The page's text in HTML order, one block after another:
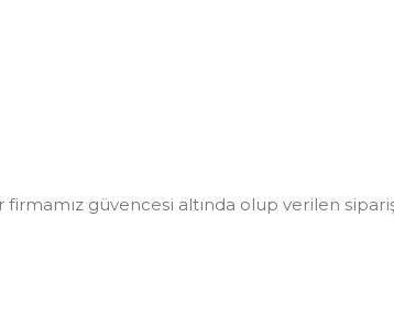
güvencesi altında olup verilen